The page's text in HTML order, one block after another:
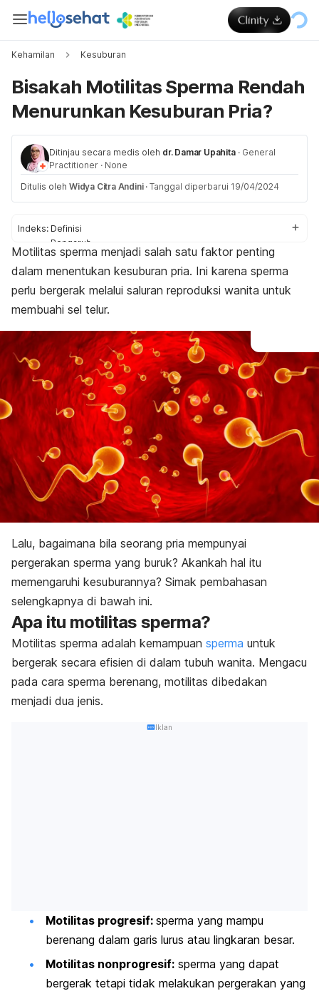
Kehamilan Kesuburan
Bisakah Motilitas Sperma Rendah
Menurunkan Kesuburan Pria?
Ditinjau secara medis oleh dr. Damar Upahita · General
Practitioner · None
Ditulis oleh Widya Citra Andini · Tanggal diperbarui 19/04/2024
Indeks: Definisi
Pengaruh
Penyebab
Cara mengobati
Motilitas sperma menjadi salah satu faktor penting
dalam menentukan kesuburan pria. Ini karena sperma
perlu bergerak melalui saluran reproduksi wanita untuk
membuahi sel telur.
Lalu, bagaimana bila seorang pria mempunyai
pergerakan sperma yang buruk? Akankah hal itu
memengaruhi kesuburannya? Simak pembahasan
selengkapnya di bawah ini.
Apa itu motilitas sperma?
Motilitas sperma adalah kemampuan sperma untuk
bergerak secara efisien di dalam tubuh wanita. Mengacu
pada cara sperma berenang, motilitas dibedakan
menjadi dua jenis.
Iklan
Motilitas progresif: sperma yang mampu
berenang dalam garis lurus atau lingkaran besar.
Motilitas nonprogresif: sperma yang dapat
bergerak tetapi tidak melakukan pergerakan yang